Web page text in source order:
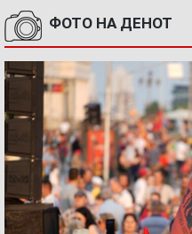
ФОТО НА ДЕНОТ